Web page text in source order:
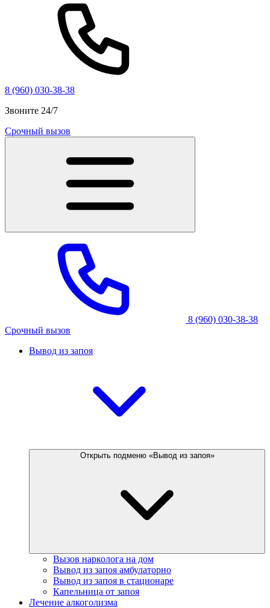
8 (960) 030-38-38
Звоните 24/7
Срочный вызов
8 (960) 030-38-38
Срочный вызов
Вывод из запоя
Открыть подменю «Вывод из запоя»
Вызов нарколога на дом
Вывод из запоя амбулаторно
Вывод из запоя в стационаре
Капельница от запоя
Лечение алкоголизма